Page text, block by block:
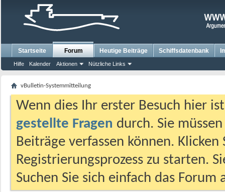
Startseite Forum
Hilfe Kalender Aktionen Nützliche Links
Heutige Beiträge Schiffsdatenbank
vBulletin-Systemmitteilung
Wenn dies Ihr erster Besuch hier
gestellte Fragen durch. Sie
Beiträge verfassen können.
Registrierungsprozess zu starten.
Suchen Sie sich einfach das